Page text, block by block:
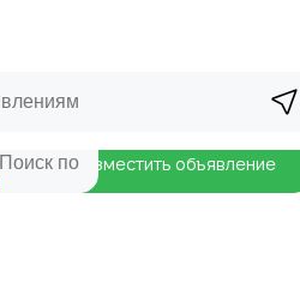
Разместить объявление